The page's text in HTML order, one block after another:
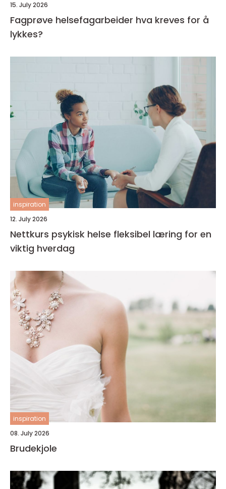
15. July 2026
Fagprøve helsefagarbeider hva kreves for å
lykkes?
inspiration
12. July 2026
Nettkurs psykisk helse fleksibel læring for en
viktig hverdag
inspiration
08. July 2026
Brudekjole